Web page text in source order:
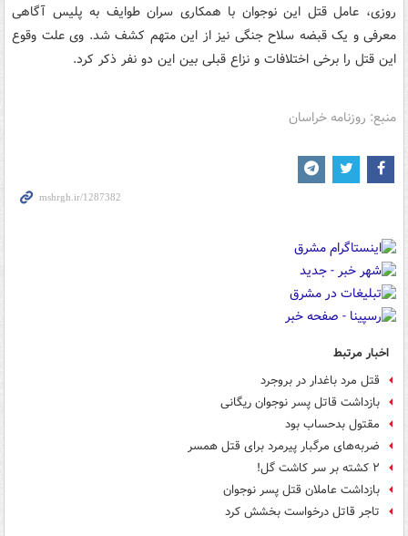
روزی، عامل قتل این نوجوان با همکاری سران طوایف به پلیس آگاهی
معرفی و یک قبضه سلاح جنگی نیز از این متهم کشف شد. وی علت وقوع
این قتل را برخی اختلافات و نزاع قبلی بین این دو نفر ذکر کرد.
منبع: روزنامه خراسان
اخبار مرتبط
قتل مرد باغدار در بروجرد
بازداشت قاتل پسر نوجوان ریگانی
مقتول بدحساب بود
ضربه‌های مرگبار پیرمرد برای قتل همسر
۲ کشته بر سر کاشت گل!
بازداشت عاملان قتل پسر نوجوان
تاجر قاتل درخواست بخشش کرد